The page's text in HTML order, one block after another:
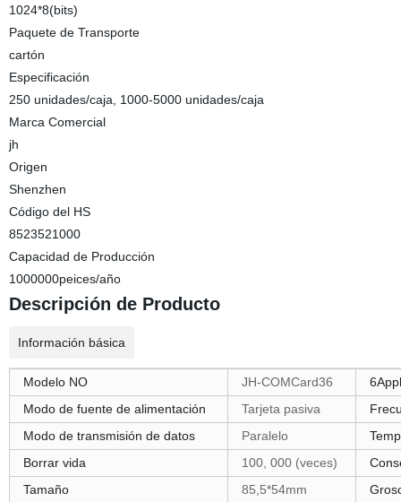
1024*8(bits)
Paquete de Transporte
cartón
Especificación
250 unidades/caja, 1000-5000 unidades/caja
Marca Comercial
jh
Origen
Shenzhen
Código del HS
8523521000
Capacidad de Producción
1000000peices/año
Descripción de Producto
Información básica
Modelo NO JH-COMCard36
Modo de fuente de alimentación
Tarjeta pasiva
Modo de transmisión de datos
Paralelo
Borrar vida
100, 000 (veces)
Tamaño
85,5*54mm